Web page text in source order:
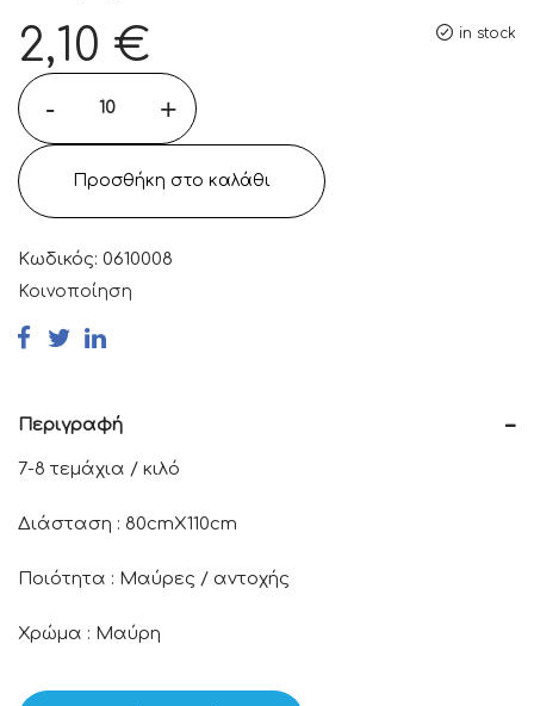
in stock
2,10 €
- +
Προσθήκη στο καλάθι
Κωδικός: 0610008
Κοινοποίηση
Περιγραφή
7-8 τεμάχια / κιλό
Διάσταση : 80cmΧ110cm
Ποιότητα : Μαύρες / αντοχής
Χρώμα : Μαύρη